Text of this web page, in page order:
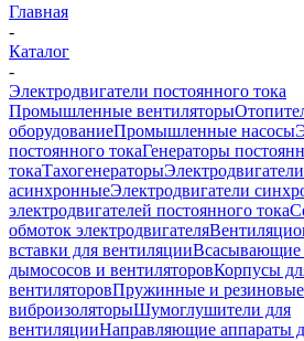
Главная
-
Каталог
-
Электродвигатели постоянного тока
Промышленные вентиляторы
оборудованиеПромышленные насосы
постоянного токаГенераторы
токаТахогенераторыЭлектродвигатели
асинхронныеЭлектродвигатели
электродвигателей постоянного тока
обмоток электродвигателя
вставки для вентиляцииВсасывающие
дымососов и вентиляторовКорпусы
вентиляторовПружинные и резиновые
виброизоляторыШумоглушители для
вентиляцииНаправляющие аппараты